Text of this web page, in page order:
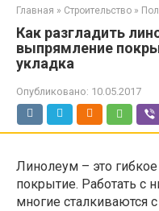
Главная » Строительство »
Как разгладить
выпрямление
укладка
Опубликовано: 10.05.2017
Линолеум – это
покрытие. Работать с
многие сталкиваются